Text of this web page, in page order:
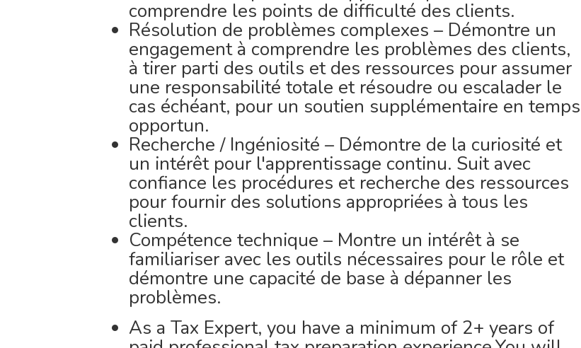
comprendre les points de difficulté des clients.
Résolution de problèmes complexes – Démontre un
engagement à comprendre les problèmes des clients,
à tirer parti des outils et des ressources pour assumer
une responsabilité totale et résoudre ou escalader le
cas échéant, pour un soutien supplémentaire en temps
opportun.
Recherche / Ingéniosité – Démontre de la curiosité et
un intérêt pour l'apprentissage continu. Suit avec
confiance les procédures et recherche des ressources
pour fournir des solutions appropriées à tous les
clients.
Compétence technique – Montre un intérêt à se
familiariser avec les outils nécessaires pour le rôle et
démontre une capacité de base à dépanner les
problèmes.
As a Tax Expert, you have a minimum of 2+ years of